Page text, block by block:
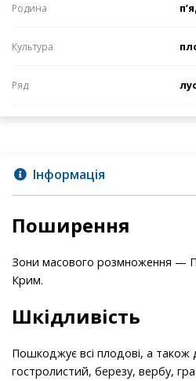
Родина
Культура
Ряд
Інформація
Поширення
Зони масового розмноження —
Крим.
Шкідливість
Пошкоджує всі плодові, а також
гостролистий, березу, вербу,